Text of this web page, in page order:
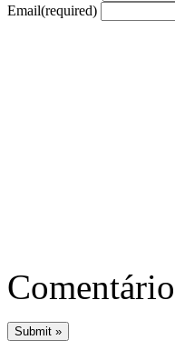
Email(required)
Comentário